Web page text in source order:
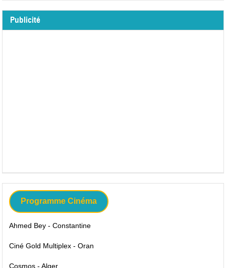
Publicité
Programme Cinéma
Ahmed Bey - Constantine
Ciné Gold Multiplex - Oran
Cosmos - Alger